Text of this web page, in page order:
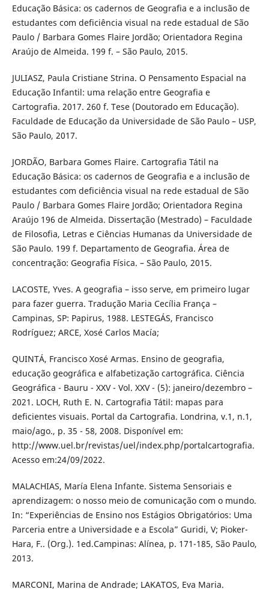
Educação Básica: os cadernos de Geografia e a inclusão de
estudantes com deficiência visual na rede estadual de São
Paulo / Barbara Gomes Flaire Jordão; Orientadora Regina
Araújo de Almeida. 199 f. – São Paulo, 2015.
JULIASZ, Paula Cristiane Strina. O Pensamento Espacial na
Educação Infantil: uma relação entre Geografia e
Cartografia. 2017. 260 f. Tese (Doutorado em Educação).
Faculdade de Educação da Universidade de São Paulo – USP,
São Paulo, 2017.
JORDÃO, Barbara Gomes Flaire. Cartografia Tátil na
Educação Básica: os cadernos de Geografia e a inclusão de
estudantes com deficiência visual na rede estadual de São
Paulo / Barbara Gomes Flaire Jordão; Orientadora Regina
Araújo 196 de Almeida. Dissertação (Mestrado) – Faculdade
de Filosofia, Letras e Ciências Humanas da Universidade de
São Paulo. 199 f. Departamento de Geografia. Área de
concentração: Geografia Física. – São Paulo, 2015.
LACOSTE, Yves. A geografia – isso serve, em primeiro lugar
para fazer guerra. Tradução Maria Cecília França –
Campinas, SP: Papirus, 1988. LESTEGÁS, Francisco
Rodríguez; ARCE, Xosé Carlos Macía;
QUINTÁ, Francisco Xosé Armas. Ensino de geografia,
educação geográfica e alfabetização cartográfica. Ciência
Geográfica - Bauru - XXV - Vol. XXV - (5): janeiro/dezembro –
2021. LOCH, Ruth E. N. Cartografia Tátil: mapas para
deficientes visuais. Portal da Cartografia. Londrina, v.1, n.1,
maio/ago., p. 35 - 58, 2008. Disponível em:
http://www.uel.br/revistas/uel/index.php/portalcartografia.
Acesso em:24/09/2022.
MALACHIAS, María Elena Infante. Sistema Sensoriais e
aprendizagem: o nosso meio de comunicação com o mundo.
In: “Experiências de Ensino nos Estágios Obrigatórios: Uma
Parceria entre a Universidade e a Escola” Guridi, V; Pioker-
Hara, F.. (Org.). 1ed.Campinas: Alínea, p. 171-185, São Paulo,
2013.
MARCONI, Marina de Andrade; LAKATOS, Eva Maria.